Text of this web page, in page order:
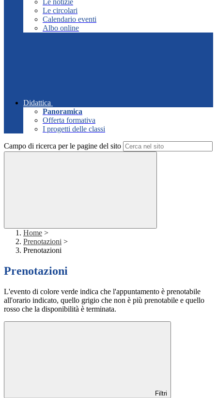
Le notizie
Le circolari
Calendario eventi
Albo online
Didattica
Panoramica
Offerta formativa
I progetti delle classi
Campo di ricerca per le pagine del sito
Home >
Prenotazioni >
Prenotazioni
Prenotazioni
L'evento di colore verde indica che l'appuntamento è prenotabile
all'orario indicato, quello grigio che non è più prenotabile e quello
rosso che la disponibilità è terminata.
Filtri